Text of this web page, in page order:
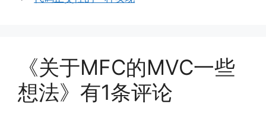
《关于MFC的MVC一些
想法》有1条评论